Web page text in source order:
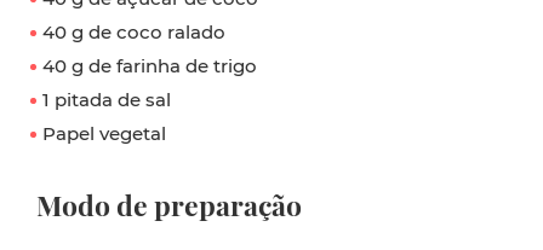
40 g de coco ralado
40 g de farinha de trigo
1 pitada de sal
Papel vegetal
Modo de preparação